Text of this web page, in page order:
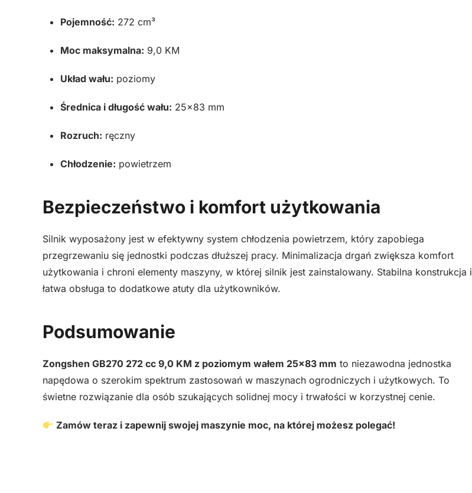
Pojemność: 272 cm³
Moc maksymalna: 9,0 KM
Układ wału: poziomy
Średnica i długość wału: 25×83 mm
Rozruch: ręczny
Chłodzenie: powietrzem
Bezpieczeństwo i komfort użytkowania
Silnik wyposażony jest w efektywny system chłodzenia powietrzem, który zapobiega
przegrzewaniu się jednostki podczas dłuższej pracy. Minimalizacja drgań zwiększa komfort
użytkowania i chroni elementy maszyny, w której silnik jest zainstalowany. Stabilna konstrukcja i
łatwa obsługa to dodatkowe atuty dla użytkowników.
Podsumowanie
Zongshen GB270 272 cc 9,0 KM z poziomym wałem 25×83 mm to niezawodna jednostka
napędowa o szerokim spektrum zastosowań w maszynach ogrodniczych i użytkowych. To
świetne rozwiązanie dla osób szukających solidnej mocy i trwałości w korzystnej cenie.
Zamów teraz i zapewnij swojej maszynie moc, na której możesz polegać!